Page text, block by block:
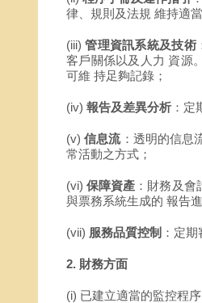
律、規則及法規 維持適
(iii)管理資訊系統及技術
客戶關係以及人力 資源
可維 持足夠記錄；
(iv) 報告及差異分析 ：
(v)信息流：透明的信息
常活動之方式；
(vi)保障資產 ：財務及
與票務系統生成的 報告
(vii) 服務品質控制 ：定
2. 財務方面
(i) 已建立適當的監控程